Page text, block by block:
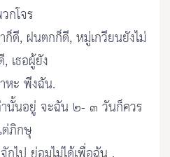
กโจร
ดี, ฝนตกก็ดี, หมู่เกวียนยังไม่
เธอผู้ยัง
หะ พึงฉัน.
นั้นอยู่ จะฉัน ๒- ๓ วันก็ควร
ภิกษุ